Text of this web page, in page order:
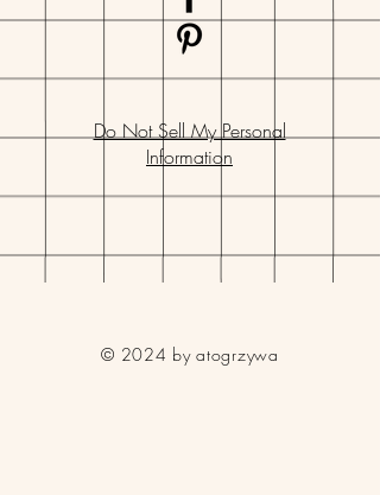
Do Not Sell My Personal
Information
© 2024 by atogrzywa